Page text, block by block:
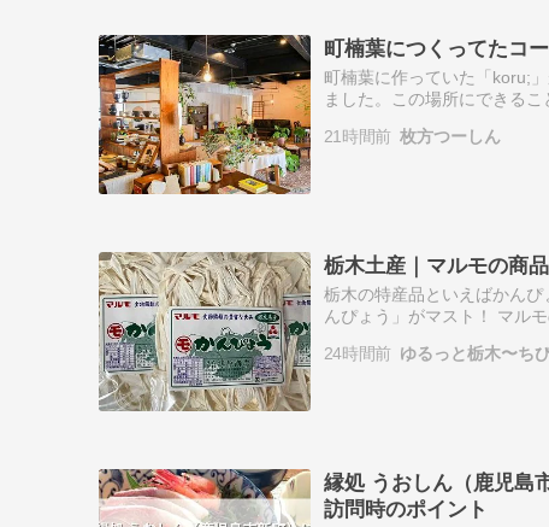
町楠葉につくってたコ
町楠葉に作っていた「koru;
ました。この場所にできる
21時間前 枚方つーしん
栃木土産｜マルモの商
栃木の特産品といえばかん
んぴょう」がマスト！ マル
より ·…
24時間前 ゆるっと栃木〜ち
縁処 うおしん（鹿児島
訪問時のポイント